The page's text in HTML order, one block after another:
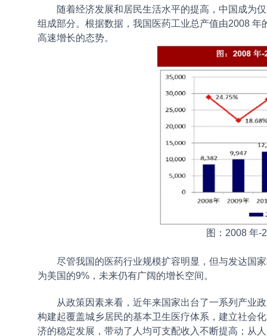
随着经济发展和居民生活水平的提高，中国成为
组成部分。根据数据，我国医药工业总产值由2008
高速增长的态势。
图：2008 年-
尽管我国的医药行业规模扩容明显，但与发达国
为美国的9%，未来仍有广阔的增长空间。
从政策因素来看，近年来国家出台了一系列产业
构建起覆盖城乡居民的基本卫生医疗体系，建立社会
济的稳定发展，带动了人均可支配收入不断提高；从